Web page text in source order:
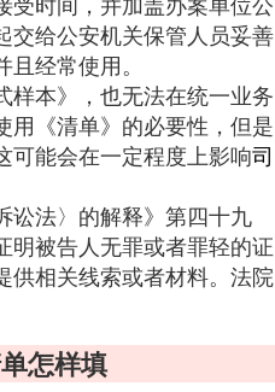
交给公安机关保管人员妥善
经常使用。
样本》，也无法在统一业务
用《清单》的必要性，但是
可能会在一定程度上影响司
讼法〉的解释》第四十九
明被告人无罪或者罪轻的证
供相关线索或者材料。法院
怎样填